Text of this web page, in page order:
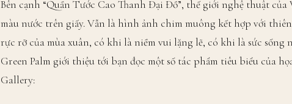
Bên cạnh “Quần Tước Cao Thanh Đại Đồ”, thế giới nghệ thuật
màu nước trên giấy. Vẫn là hình ảnh chim muông kết hợp với
rực rỡ của mùa xuân, có khi là niềm vui lặng lẽ, có khi là sức sống
Green Palm giới thiệu tới bạn đọc một số tác phẩm tiêu biểu của
Gallery: